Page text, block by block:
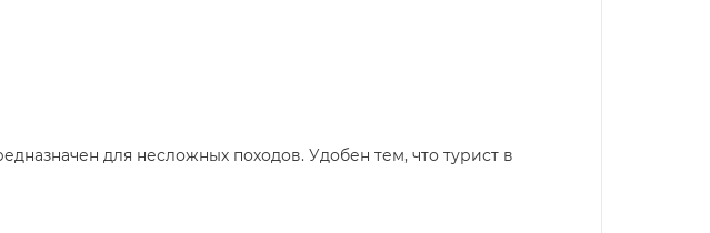
для несложных походов. Удобен тем, что турист в